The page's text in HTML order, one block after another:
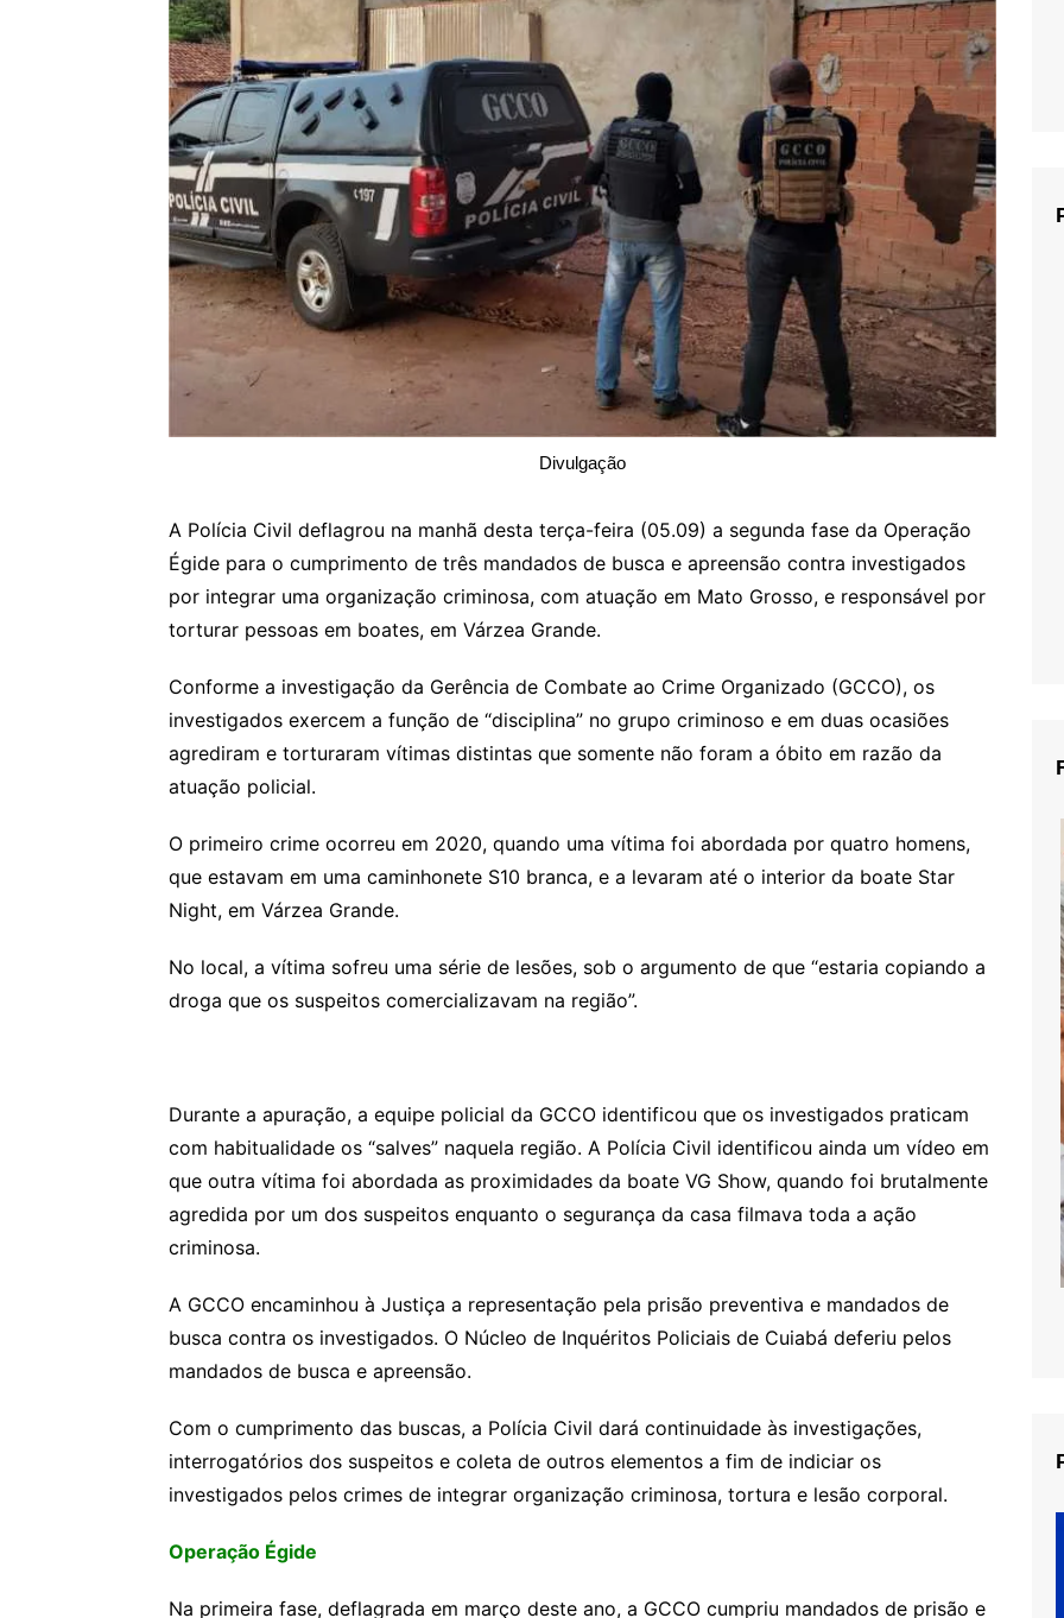
Divulgação
A Polícia Civil deflagrou na manhã desta terça-feira (05.09) a segunda fase da Operação
Égide para o cumprimento de três mandados de busca e apreensão contra investigados
por integrar uma organização criminosa, com atuação em Mato Grosso, e responsável por
torturar pessoas em boates, em Várzea Grande.
Conforme a investigação da Gerência de Combate ao Crime Organizado (GCCO), os
investigados exercem a função de “disciplina” no grupo criminoso e em duas ocasiões
agrediram e torturaram vítimas distintas que somente não foram a óbito em razão da
atuação policial.
O primeiro crime ocorreu em 2020, quando uma vítima foi abordada por quatro homens,
que estavam em uma caminhonete S10 branca, e a levaram até o interior da boate Star
Night, em Várzea Grande.
No local, a vítima sofreu uma série de lesões, sob o argumento de que “estaria copiando a
droga que os suspeitos comercializavam na região”.
Durante a apuração, a equipe policial da GCCO identificou que os investigados praticam
com habitualidade os “salves” naquela região. A Polícia Civil identificou ainda um vídeo em
que outra vítima foi abordada as proximidades da boate VG Show, quando foi brutalmente
agredida por um dos suspeitos enquanto o segurança da casa filmava toda a ação
criminosa.
A GCCO encaminhou à Justiça a representação pela prisão preventiva e mandados de
busca contra os investigados. O Núcleo de Inquéritos Policiais de Cuiabá deferiu pelos
mandados de busca e apreensão.
Com o cumprimento das buscas, a Polícia Civil dará continuidade às investigações,
interrogatórios dos suspeitos e coleta de outros elementos a fim de indiciar os
investigados pelos crimes de integrar organização criminosa, tortura e lesão corporal.
Operação Égide
Na primeira fase, deflagrada em março deste ano, a GCCO cumpriu mandados de prisão e